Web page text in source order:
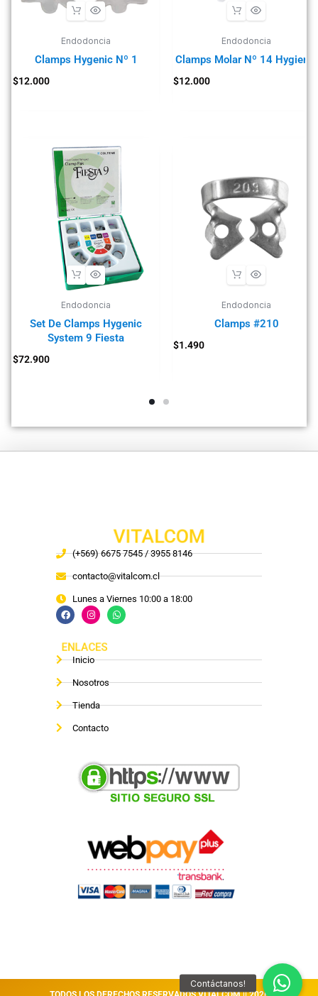
Endodoncia
Clamps Hygenic Nº 1
$12.000
Endodoncia
Clamps Molar Nº 14 Hygienic
$12.000
Endodoncia
Set De Clamps Hygenic
System 9 Fiesta
$72.900
Endodoncia
Clamps #210
$1.490
VITALCOM
(+569) 6675 7545 / 3955 8146
contacto@vitalcom.cl
Lunes a Viernes 10:00 a 18:00
ENLACES
Inicio
Nosotros
Tienda
Contacto